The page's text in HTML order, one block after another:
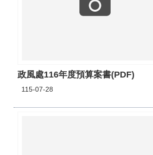
政風處116年度預算案書(PDF)
115-07-28